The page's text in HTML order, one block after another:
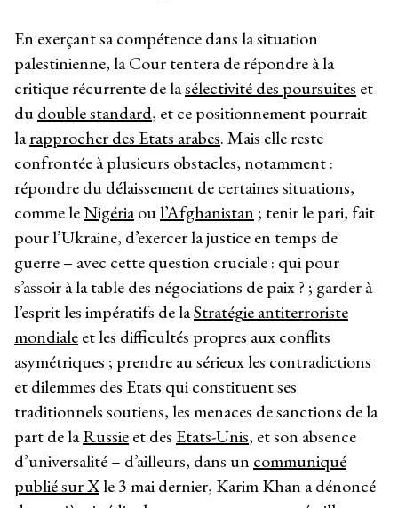
En exerçant sa compétence dans la situation
palestinienne, la Cour tentera de répondre à la
critique récurrente de lasélectivité des poursuites et
dudouble standard, et ce positionnement pourrait
larapprocher des Etats arabes. Mais elle reste
confrontée à plusieurs obstacles, notamment :
répondre du délaissement de certaines situations,
comme leNigériaoul’Afghanistan ; tenir le pari, fait
pour l’Ukraine, d’exercer la justice en temps de
guerre – avec cette question cruciale : qui pour
s’assoir à la table des négociations de paix ? ; garder à
l’esprit les impératifs de laStratégie antiterroriste
mondialeet les difficultés propres aux conflits
asymétriques ; prendre au sérieux les contradictions
et dilemmes des Etats qui constituent ses
traditionnels soutiens, les menaces de sanctions de la
part de laRussieet des Etats-Unis, et son absence
d’universalité – d’ailleurs, dans un communiqué
publié sur Xle 3 mai dernier, Karim Khan a dénoncé